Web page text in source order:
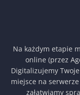
Na każdym etapie
online (przez
Digitalizujemy
miejsce na
załatwiamy